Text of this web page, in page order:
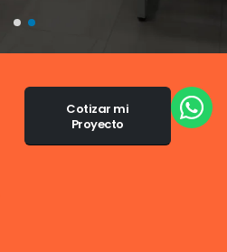
Cotizar mi
Proyecto